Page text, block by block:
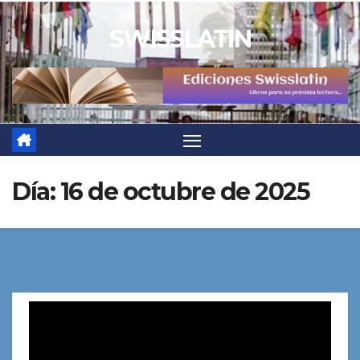
Saltar
al
contenido
SWISSLATIN
Día:16 de octubre de 2025